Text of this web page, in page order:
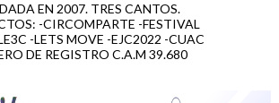
EN 2007. TRES CANTOS.
-CIRCOMPARTE -FESTIVAL
-LETS MOVE -EJC2022 -CUAC
DE REGISTRO C.A.M 39.680